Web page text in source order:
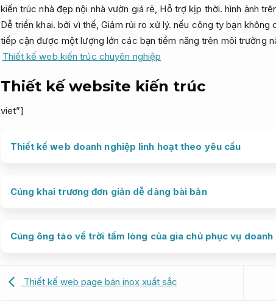
kiến trúc nhà đẹp nội nhà vườn giá rẻ, Hỗ trợ kịp thời. hình ảnh
Dễ triển khai. bởi vì thế,Giảm rủi ro xử lý. nếu công ty bạn không
tiếp cận được một lượng lớn các bạn tiềm năng trên môi trường
Thiết kế web kiến trúc chuyên nghiệp
Thiết kế website kiến trúc
viet”]
Thiết kế web doanh nghiệp linh hoạt theo yêu cầu
Cúng khai trương đơn giản dễ dàng bài bản
Cúng ông táo về trời tấm lòng của gia chủ phục vụ doanh
Thiết kế web page bán inox xuất sắc